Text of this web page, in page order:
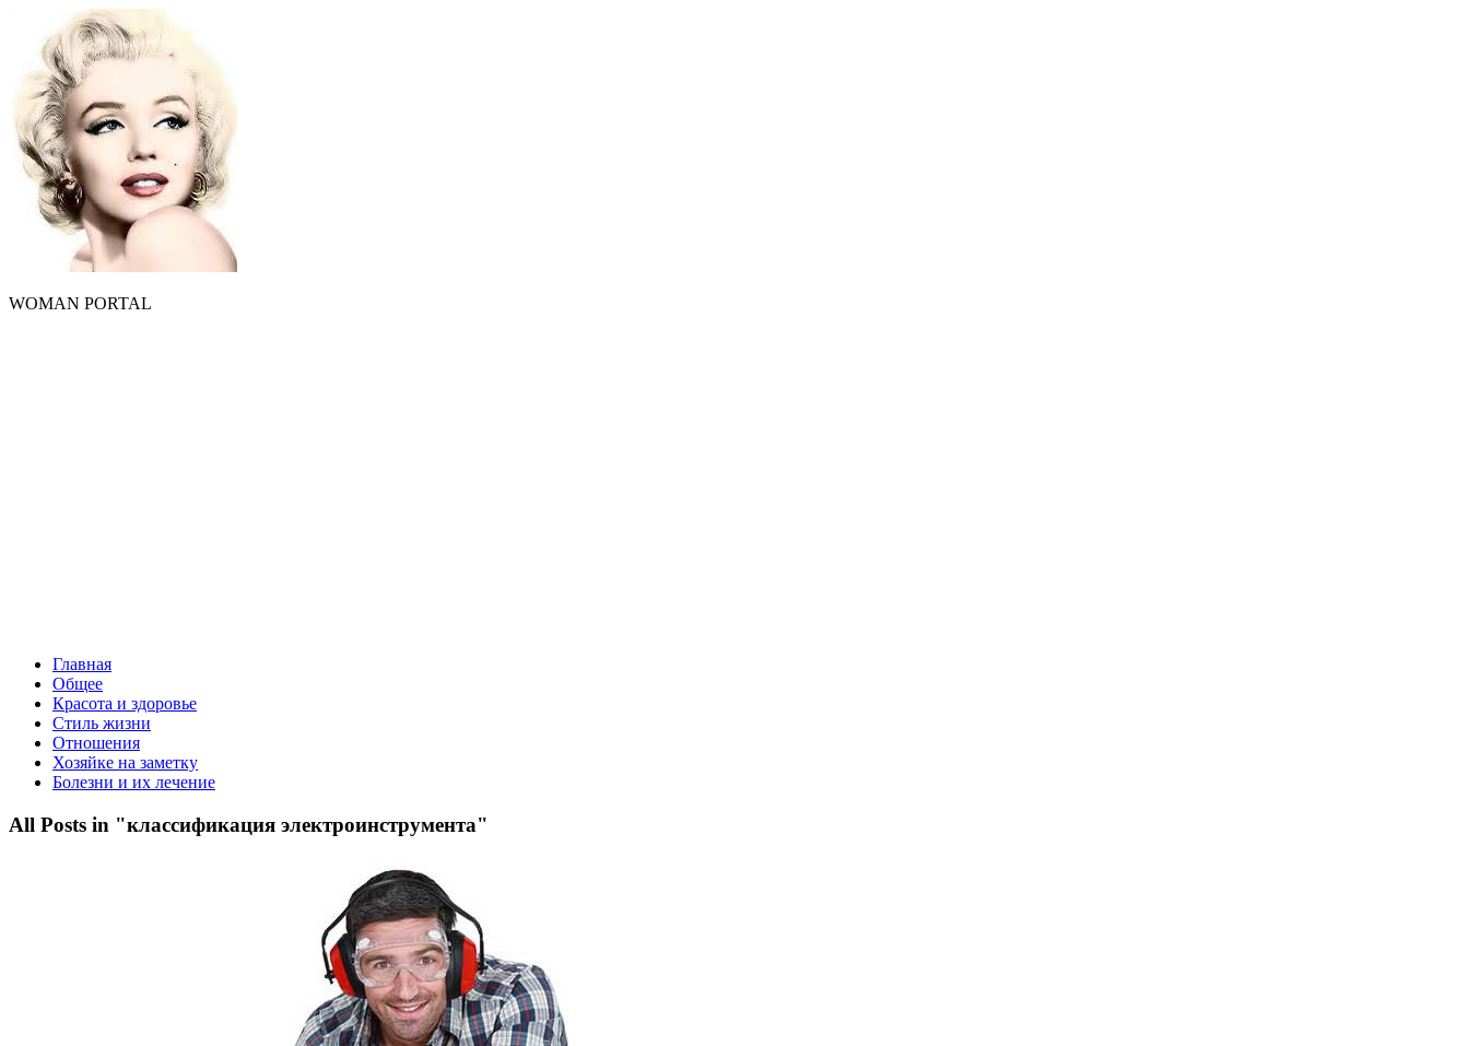
WOMAN PORTAL
Главная
Общее
Красота и здоровье
Стиль жизни
Отношения
Хозяйке на заметку
Болезни и их лечение
All Posts in "классификация электроинструмента"